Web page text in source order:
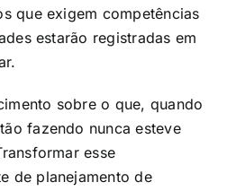
que exigem competências
estarão registradas em
sobre o que, quando
fazendo nunca esteve
esse
de planejamento de